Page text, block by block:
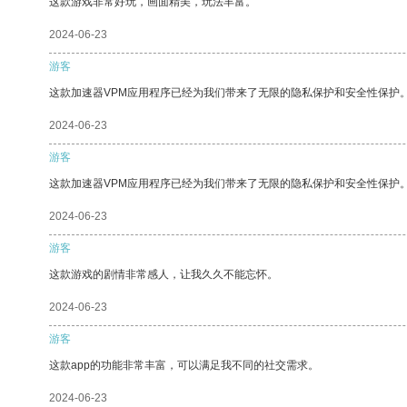
2024-06-23
游客
这款加速器VPM应用程序已经为我们带来了无限的隐私保护和安全性保护
2024-06-23
游客
这款加速器VPM应用程序已经为我们带来了无限的隐私保护和安全性保护
2024-06-23
游客
这款游戏的剧情非常感人，让我久久不能忘怀。
2024-06-23
游客
这款app的功能非常丰富，可以满足我不同的社交需求。
2024-06-23